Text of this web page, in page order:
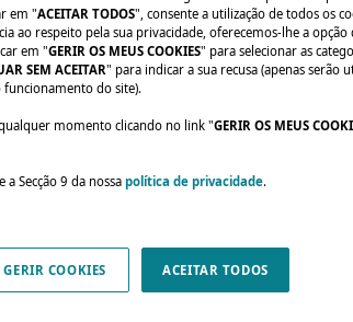
em "ACEITAR TODOS", consente a utilização de todos os
ao respeito pela sua privacidade, oferecemos-lhe a
em "GERIR OS MEUS COOKIES" para selecionar as
SEM ACEITAR" para indicar a sua recusa (apenas serão
funcionamento do site).
momento clicando no link "GERIR OS MEUS
Secção 9 da nossa política de privacidade.
GERIR COOKIES ACEITAR TODOS